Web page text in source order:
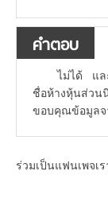
คำตอบ
ไม่ได้ แล
ชื่อห้างหุ้นส่วน
ขอบคุณข้อมูลจ
ร่วมเป็นแฟนเพจเ